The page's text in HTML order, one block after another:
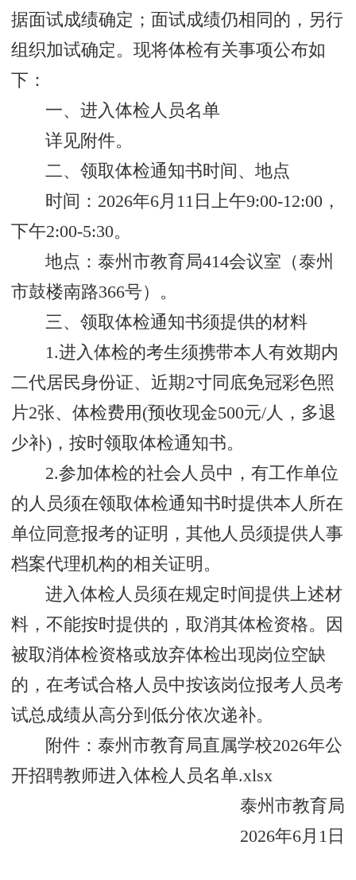
据面试成绩确定；面试成绩仍相同的，另行
组织加试确定。现将体检有关事项公布如
下：
一、进入体检人员名单
详见附件。
二、领取体检通知书时间、地点
时间：2026年6月11日上午9:00-12:00，
下午2:00-5:30。
地点：泰州市教育局414会议室（泰州
市鼓楼南路366号）。
三、领取体检通知书须提供的材料
1.进入体检的考生须携带本人有效期内
二代居民身份证、近期2寸同底免冠彩色照
片2张、体检费用(预收现金500元/人，多退
少补)，按时领取体检通知书。
2.参加体检的社会人员中，有工作单位
的人员须在领取体检通知书时提供本人所在
单位同意报考的证明，其他人员须提供人事
档案代理机构的相关证明。
进入体检人员须在规定时间提供上述材
料，不能按时提供的，取消其体检资格。因
被取消体检资格或放弃体检出现岗位空缺
的，在考试合格人员中按该岗位报考人员考
试总成绩从高分到低分依次递补。
附件：泰州市教育局直属学校2026年公
开招聘教师进入体检人员名单.xlsx
泰州市教育局
2026年6月1日